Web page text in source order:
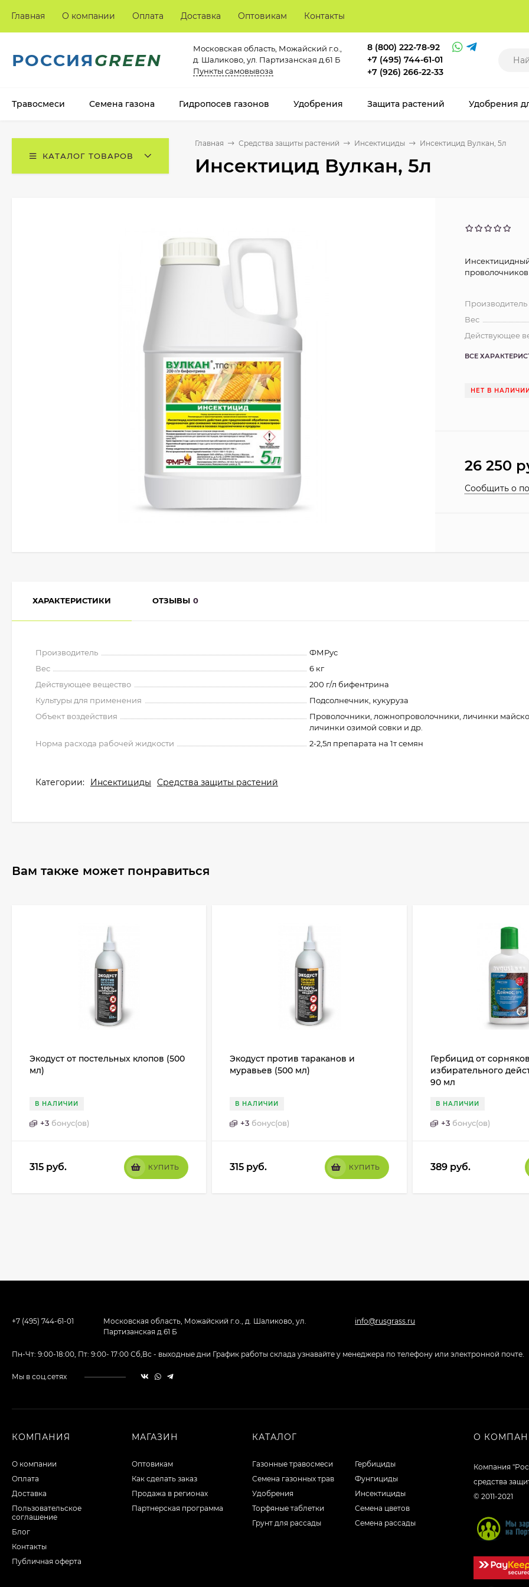
Главная О компании Оплата Доставка Оптовикам Контакты
РОССИЯGREEN
Московская область, Можайский г.о.,
д. Шаликово, ул. Партизанская д.61 Б
Пункты самовывоза
8 (800) 222-78-92
+7 (495) 744-61-01
+7 (926) 266-22-33
Травосмеси Семена газона Гидропосев газонов Удобрения Защита растений Удобрения
КАТАЛОГ ТОВАРОВ
Главная Средства защиты растений Инсектициды Инсектицид Вулкан, 5л
Инсектицид Вулкан, 5л
Производитель
Вес
Действующее
ВСЕ
НЕТ В
26 250
Сообщить о
ХАРАКТЕРИСТИКИ ОТЗЫВЫ 0
Производитель
ФМРус
Вес
6 кг
Действующее вещество
200 г/л бифентрина
Культуры для применения
Подсолнечник, кукуруза
Объект воздействия
Проволочники, ложнопроволочники, личинки
личинки озимой совки и др.
Норма расхода рабочей жидкости
2-2,5л препарата на 1т семян
Категории: Инсектициды Средства защиты растений
Вам также может понравиться
Экодуст от постельных клопов (500
мл)
В НАЛИЧИИ
+3 бонус(ов)
315 руб. КУПИТЬ
Экодуст против тараканов и
муравьев (500 мл)
В НАЛИЧИИ
+3 бонус(ов)
315 руб. КУПИТЬ
Гербицид от сорняков
избирательного
90 мл
В НАЛИЧИИ
+3 бонус(ов)
389 руб.
+7 (495) 744-61-01
Московская область, Можайский г.о., д. Шаликово, ул.
Партизанская д.61 Б
info@rusgrass.ru
Пн-Чт: 9:00-18:00, Пт: 9:00- 17:00 Сб,Вс - выходные дни График работы склада узнавайте у менеджера по телефону или электронной почте.
Мы в соц.сетях
КОМПАНИЯ
О компании
Оплата
Доставка
Пользовательское
соглашение
Блог
Контакты
Публичная оферта
МАГАЗИН
Оптовикам
Как сделать заказ
Продажа в регионах
Партнерская программа
КАТАЛОГ
Газонные травосмеси
Семена газонных трав
Удобрения
Торфяные таблетки
Грунт для рассады
Гербициды
Фунгициды
Инсектициды
Семена цветов
Семена рассады
О
Компания
средства
© 2011-2021